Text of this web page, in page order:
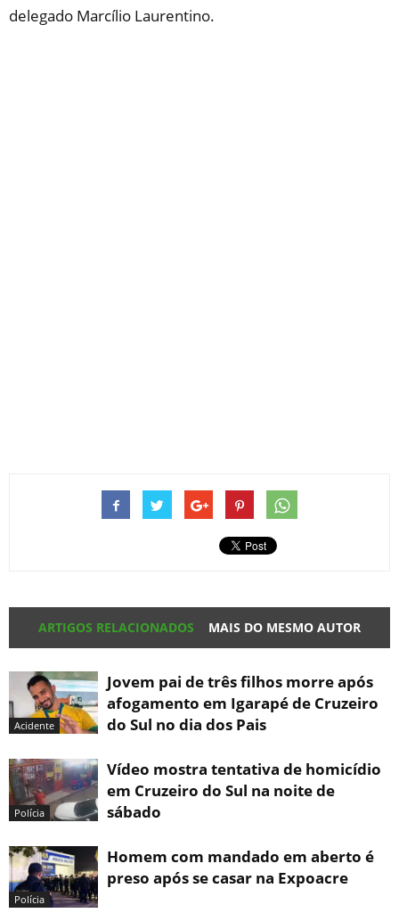
delegado Marcílio Laurentino.
ARTIGOS RELACIONADOS MAIS DO MESMO AUTOR
Acidente
Jovem pai de três filhos morre após
afogamento em Igarapé de Cruzeiro
do Sul no dia dos Pais
Polícia
Vídeo mostra tentativa de homicídio
em Cruzeiro do Sul na noite de
sábado
Polícia
Homem com mandado em aberto é
preso após se casar na Expoacre